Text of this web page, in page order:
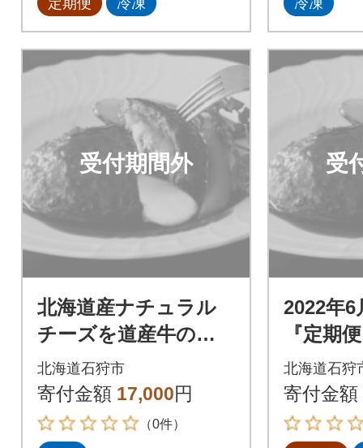
受付期間外
北海道産ナチュラル
チーズを道産牛のハ
ンバーグで包んだと
ろけるチーズinハン
バーグ 120g×12個入
北海道石狩市
寄付金額 17,000円
（0件）
受
2022年6
『定期
ろける
ハンバ
全3回
北海道石狩
寄付金額